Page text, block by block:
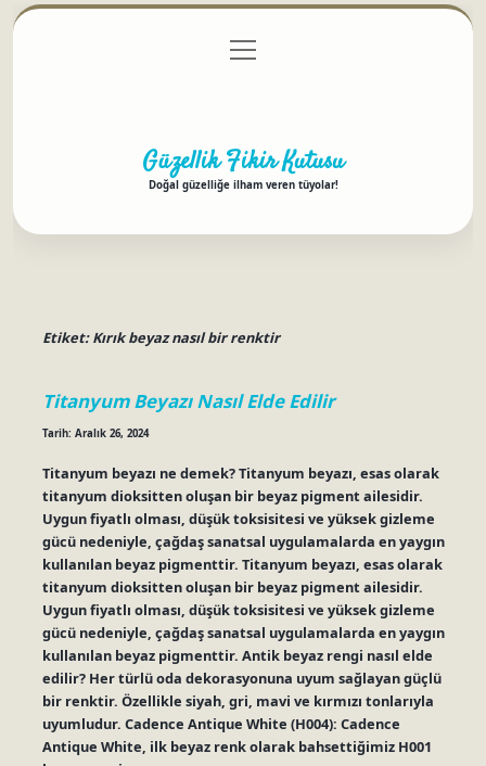
Gizlilik Politikası
menüyü
aç
Güzellik Fikir Kutusu
Doğal güzelliğe ilham veren tüyolar!
Etiket:Kırık beyaz nasıl bir renktir
Titanyum Beyazı Nasıl Elde Edilir
Tarih: Aralık 26, 2024
Titanyum beyazı ne demek? Titanyum beyazı, esas olarak
titanyum dioksitten oluşan bir beyaz pigment ailesidir.
Uygun fiyatlı olması, düşük toksisitesi ve yüksek gizleme
gücü nedeniyle, çağdaş sanatsal uygulamalarda en yaygın
kullanılan beyaz pigmenttir. Titanyum beyazı, esas olarak
titanyum dioksitten oluşan bir beyaz pigment ailesidir.
Uygun fiyatlı olması, düşük toksisitesi ve yüksek gizleme
gücü nedeniyle, çağdaş sanatsal uygulamalarda en yaygın
kullanılan beyaz pigmenttir. Antik beyaz rengi nasıl elde
edilir? Her türlü oda dekorasyonuna uyum sağlayan güçlü
bir renktir. Özellikle siyah, gri, mavi ve kırmızı tonlarıyla
uyumludur. Cadence Antique White (H004): Cadence
Antique White, ilk beyaz renk olarak bahsettiğimiz H001